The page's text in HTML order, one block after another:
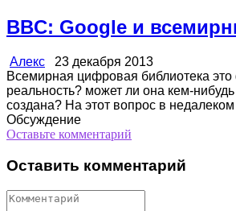
BBC: Google и
Алекс 23 декабря 2013
Всемирная цифровая библиотека это
реальность? может ли она кем-
создана? На этот вопрос в
Обсуждение
Оставьте комментарий
Оставить комментарий